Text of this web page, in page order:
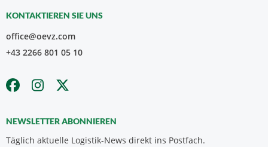
KONTAKTIEREN SIE UNS
office@oevz.com
+43 2266 801 05 10
NEWSLETTER ABONNIEREN
Täglich aktuelle Logistik-News direkt ins Postfach.